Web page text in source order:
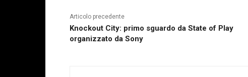
Articolo precedente
Knockout City: primo sguardo da State of Play
organizzato da Sony